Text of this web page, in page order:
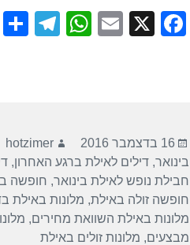
F
o
o
k
X
E
W
p
p
T
m
פורסם
בתאריך
16 בדצמבר 2016 מחבר
hotzimer
בינואר,דילים לאילת ברגע האחרון,
חבילת נופש לאילת בינואר, חופשה
חופשה זולה באילת, מלונות באילת
מלונות באילת השוואת מחירים,
מבצעים, מלונות זולים באילת